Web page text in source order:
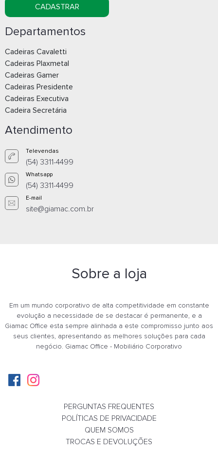
Poltrona 39306, Pé Madeira Envernizado -
Cavaletti - Rev Politex - Cor (Politex) Cinza
CADASTRAR
Departamentos
Cadeiras Cavaletti
Cadeiras Plaxmetal
Cadeiras Gamer
Cadeiras Presidente
Cadeiras Executiva
Cadeira Secretária
Atendimento
Televendas
(54) 3311-4499
Whatsapp
(54) 3311-4499
E-mail
site@giamac.com.br
Sobre a loja
Em um mundo corporativo de alta competitividade em constante
evolução a necessidade de se destacar é permanente, e a
Giamac Office esta sempre alinhada a este compromisso junto aos
seus clientes, apresentando as melhores soluções para cada
negócio. Giamac Office - Mobiliário Corporativo
PERGUNTAS FREQUENTES
POLÍTICAS DE PRIVACIDADE
QUEM SOMOS
TROCAS E DEVOLUÇÕES